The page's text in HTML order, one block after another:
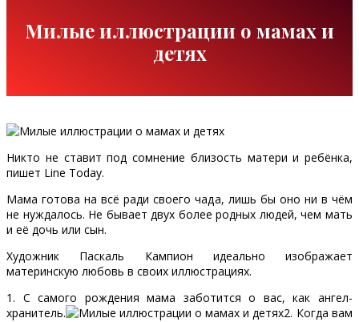
Милые иллюстрации о мамах и
детях
Никто не ставит под сомнение близость матери и ребёнка,
пишет Line Today.
Мама готова на всё ради своего чада, лишь бы оно ни в чём
не нуждалось. Не бывает двух более родных людей, чем мать
и её дочь или сын.
Художник Паскаль Кампион идеально изображает
материнскую любовь в своих иллюстрациях.
1. С самого рождения мама заботится о вас, как ангел-
хранитель.
2. Когда вам